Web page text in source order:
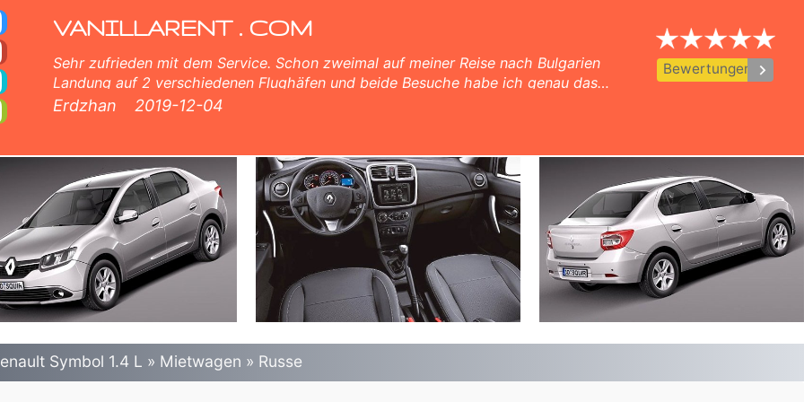
in Bulgarien
VANILLARENT . COM
Sehr zufrieden mit dem Service. Schon zweimal auf meiner Reise nach Bulgarien
Landung auf 2 verschiedenen Flughäfen und beide Besuche habe ich genau das
bekommen, was ich verlangt habe. Korrekter und sehr netter Kundenservice,
Erdzhan 2019-12-04
Bewertungen keyboard_arrow_right
Symbol 1.4 L » Mietwagen » Russe